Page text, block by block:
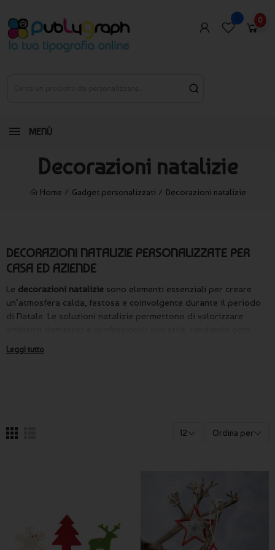
0 0
MENÙ
Decorazioni natalizie
Home Gadget personalizzati Decorazioni natalizie
DECORAZIONI NATALIZIE PERSONALIZZATE PER
CASA ED AZIENDE
Le decorazioni natalizie sono elementi essenziali per creare
un’atmosfera calda, festosa e coinvolgente durante il periodo
di Natale. Le soluzioni natalizie permettono di valorizzare
arredo coordinati.
Le decorazioni natalizie sono perfette per abitazioni private,
ma anche per vetrine, reception, hotel, ristoranti e uffici che
vogliono creare un’atmosfera accogliente nel periodo più
importante dell’anno. Durante le settimane natalizie, ogni
Leggi tutto
12 Ordina per